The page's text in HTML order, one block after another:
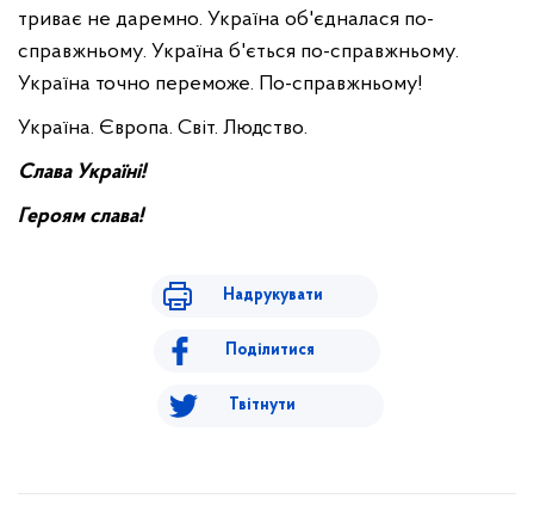
триває не даремно. Україна об'єдналася по-
справжньому. Україна б'ється по-справжньому.
Україна точно переможе. По-справжньому!
Україна. Європа. Світ. Людство.
Слава Україні!
Героям слава!
Надрукувати
Поділитися
Твітнути